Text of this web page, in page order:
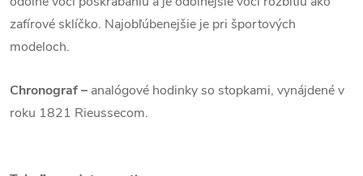
zafírové sklíčko. Najobľúbenejšie je pri športových
modeloch.
Chronograf – analógové hodinky so stopkami, vynájdené v
roku 1821 Rieussecom.